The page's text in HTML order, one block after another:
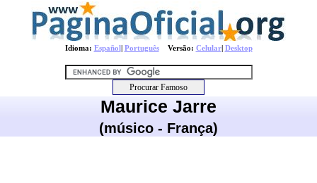
Idioma: Español| PortuguêsVersão: Celular| Desktop
Maurice Jarre
(músico - França)